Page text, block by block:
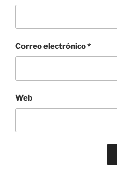
Correo electrónico*
Web